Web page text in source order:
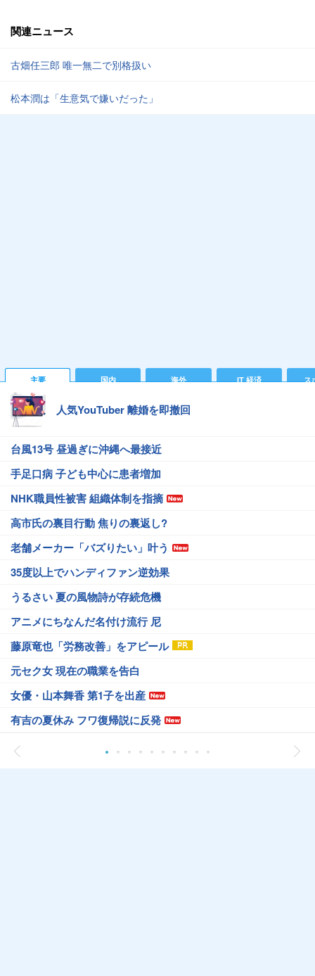
関連ニュース
古畑任三郎 唯一無二で別格扱い
松本潤は「生意気で嫌いだった」
主要 国内 海外 IT 経済 ス
人気YouTuber 離婚を即撤回
台風13号 昼過ぎに沖縄へ最接近
手足口病 子ども中心に患者増加
NHK職員性被害 組織体制を指摘
高市氏の裏目行動 焦りの裏返し?
老舗メーカー「バズりたい」叶う
35度以上でハンディファン逆効果
うるさい 夏の風物詩が存続危機
アニメにちなんだ名付け流行 尼
藤原竜也「労務改善」をアピール
元セク女 現在の職業を告白
女優・山本舞香 第1子を出産
有吉の夏休み フワ復帰説に反発